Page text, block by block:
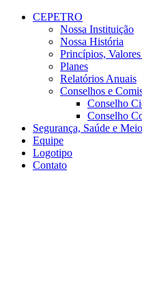
Conteúdo principal
CEPETRO
Nossa Instituição
Nossa História
Princípios,
Planes
Relatórios Anuais
Conselhos e
Conselho
Conselho
Segurança, Saúde e
Equipe
Logotipo
Contato